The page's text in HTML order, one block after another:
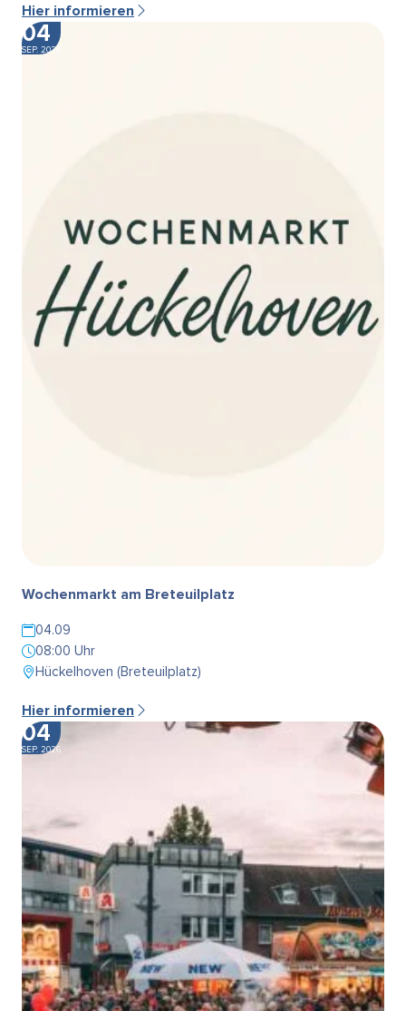
Hier informieren
04
SEP. 2026
Wochenmarkt am Breteuilplatz
04.09
08:00 Uhr
Hückelhoven (Breteuilplatz)
Hier informieren
04
SEP. 2026